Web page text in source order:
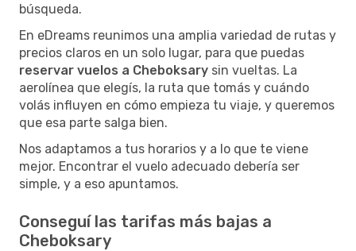
búsqueda.
En eDreams reunimos una amplia variedad de rutas y
precios claros en un solo lugar, para que puedas
reservar vuelos a Cheboksary sin vueltas. La
aerolínea que elegís, la ruta que tomás y cuándo
volás influyen en cómo empieza tu viaje, y queremos
que esa parte salga bien.
Nos adaptamos a tus horarios y a lo que te viene
mejor. Encontrar el vuelo adecuado debería ser
simple, y a eso apuntamos.
Conseguí las tarifas más bajas a
Cheboksary